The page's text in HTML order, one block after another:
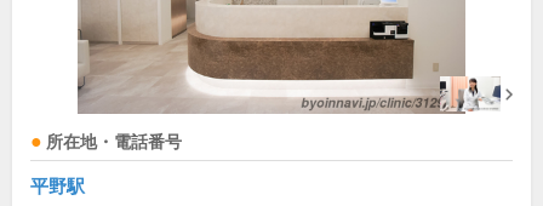
所在地・電話番号
平野駅